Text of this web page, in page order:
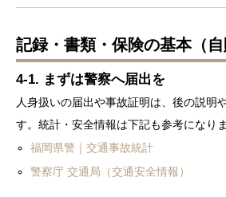
記録・書類・保険の基本（自
4-1. まずは警察へ届出を
人身扱いの届出や事故証明は、後の説明
す。統計・安全情報は下記も参考になりま
福岡県警｜交通事故統計
警察庁 交通局（交通安全情報）